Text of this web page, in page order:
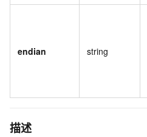
endian string
描述